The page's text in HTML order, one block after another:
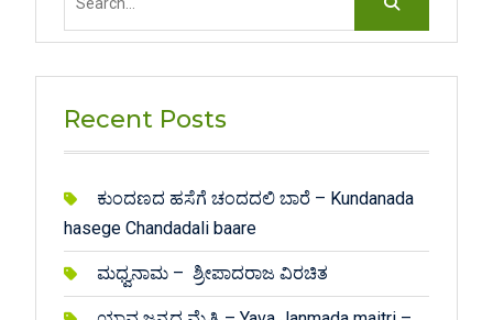
Recent Posts
ಕುಂದಣದ ಹಸೆಗೆ ಚಂದದಲಿ ಬಾರೆ – Kundanada
hasege Chandadali baare
ಮಧ್ವನಾಮ – ಶ್ರೀಪಾದರಾಜ ವಿರಚಿತ